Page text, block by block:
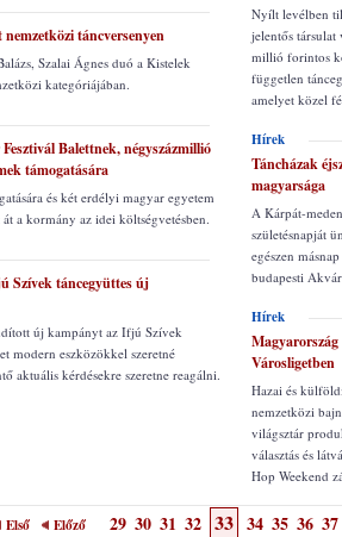
táncversenyen
Szalai Ágnes duó a Kistelek
kategóriájában.
Balettnek, négyszázmillió
támogatására
és két erdélyi magyar egyetem
a kormány az idei költségvetésben.
Szívek táncegyüttes új
új kampányt az Ifjú Szívek
modern eszközökkel szeretné
aktuális kérdésekre szeretne reagálni.
Nyílt levélben
jelentős
millió forintos
független
amelyet közel
Hírek
Táncházak
magyarsága
A Kárpát-
születésnapját
egészen
budapesti
Hírek
Magyarország
Városligetben
Hazai és
nemzetközi
világsztár
választás és
Hop Weekend
Első Előző 29 30 31 32 33 34 35 36 37